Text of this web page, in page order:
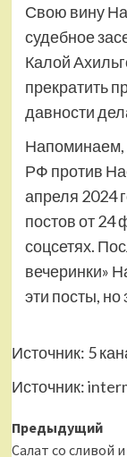
Свою вину
судебное
Калой
прекратить
давности
Напоминаем,
РФ против
апреля 2024
постов от 24
соцсетях.
вечеринки»
эти посты,
Источник: 5
Источник:
Навигация
Предыдущий
Салат со сливой